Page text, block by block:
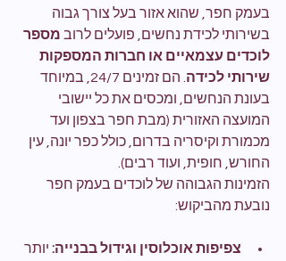
בעמק חפר, שהוא אזור בעל צורך גבוה
בשירותי לכידת נחשים, פועלים לרוב מספר
לוכדים עצמאיים או חברות המספקות
שירותי לכידה
. הם זמינים 24/7, במיוחד
בעונת הנחשים, ומכסים את כל יישובי
המועצה האזורית (מבת חפר בצפון ועד
מכמורת וקיסריה בדרום, כולל כפר יונה, עין
החורש, חופית, ועוד רבים).
הזמינות הגבוהה של לוכדים בעמק חפר
נובעת מהביקוש:
צפיפות אוכלוסין וגידול בבנייה: יותר